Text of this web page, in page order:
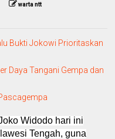
warta ntt
Bukti Jokowi Prioritaskan
Daya Tangani Gempa dan
Widodo hari ini
Tengah, guna